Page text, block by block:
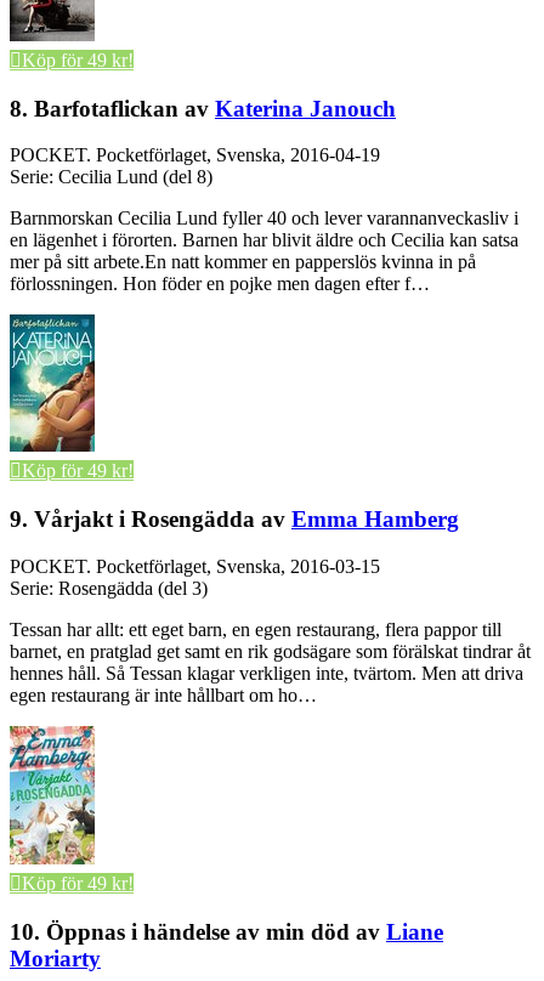
Köp för 49 kr!
8. Barfotaflickan av Katerina Janouch
POCKET. Pocketförlaget, Svenska, 2016-04-19
Serie: Cecilia Lund (del 8)
Barnmorskan Cecilia Lund fyller 40 och lever varannanveckasliv i
en lägenhet i förorten. Barnen har blivit äldre och Cecilia kan satsa
mer på sitt arbete.En natt kommer en papperslös kvinna in på
förlossningen. Hon föder en pojke men dagen efter f…
Köp för 49 kr!
9. Vårjakt i Rosengädda av Emma Hamberg
POCKET. Pocketförlaget, Svenska, 2016-03-15
Serie: Rosengädda (del 3)
Tessan har allt: ett eget barn, en egen restaurang, flera pappor till
barnet, en pratglad get samt en rik godsägare som förälskat tindrar åt
hennes håll. Så Tessan klagar verkligen inte, tvärtom. Men att driva
egen restaurang är inte hållbart om ho…
Köp för 49 kr!
10. Öppnas i händelse av min död av Liane
Moriarty